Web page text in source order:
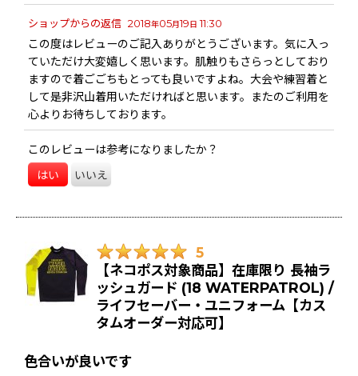
ショップからの返信 2018年05月19 日 11:30
この度はレビューのご記入ありがとうございます。気に入っ
ていただけ大変嬉しく思います。肌触りもさらっとしており
ますので着ごごちもとっても良いですよね。大会や練習着と
して是非沢山着用いただければと思います。またのご利用を
心よりお待ちしております。
このレビューは参考になりましたか？
はい いいえ
5
【ネコポス対象商品】在庫限り 長袖ラ
ッシュガード (18 WATERPATROL) /
ライフセーバー・ユニフォーム【カス
タムオーダー対応可】
色合いが良いです